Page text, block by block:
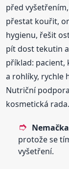
před
přestat kouřit,
hygienu, řešit
pít dost tekutin
příklad: pacient,
a rohlíky, rychle
Nutriční
kosmetická rada.
protože se
vyšetření.